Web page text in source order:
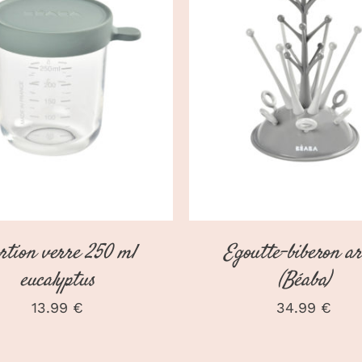
DÉTAILS
verre 250 ml
eucalyptus
13.99 €
CHOIX DES OPTIONS
DÉTAILS
Egoutte-biberon
(Béaba)
34.99 €